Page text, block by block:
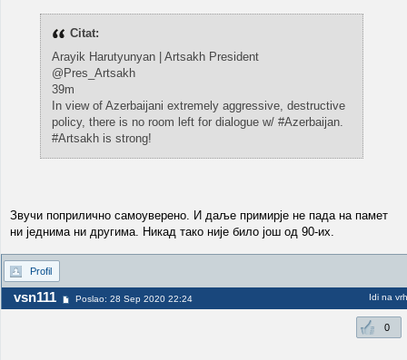
Citat:
Arayik Harutyunyan | Artsakh President
@Pres_Artsakh
39m
In view of Azerbaijani extremely aggressive, destructive
policy, there is no room left for dialogue w/ #Azerbaijan.
#Artsakh is strong!
Звучи поприлично самоуверено. И даље примирје не пада на памет
ни једнима ни другима. Никад тако није било још од 90-их.
Profil
vsn111 Poslao: 28 Sep 2020 22:24 Idi na vrh
0